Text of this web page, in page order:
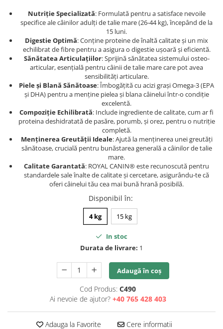
Nutriție Specializată: Formulată pentru a satisface nevoile
specifice ale câinilor adulți de talie mare (26-44 kg), începând de la
15 luni.
Digestie Optimă: Conține proteine de înaltă calitate și un mix
echilibrat de fibre pentru a asigura o digestie ușoară și eficientă.
Sănătatea Articulațiilor: Sprijină sănătatea sistemului osteo-
articular, esențială pentru câinii de talie mare care pot avea
sensibilități articulare.
Piele și Blană Sănătoase: Îmbogățită cu acizi grași Omega-3 (EPA
și DHA) pentru a menține pielea și blana câinelui într-o condiție
excelentă.
Compoziție Echilibrată: Include ingrediente de calitate, cum ar fi
proteina deshidratată de pasăre, porumb, și orez, pentru o nutriție
completă.
Menținerea Greutății Ideale: Ajută la menținerea unei greutăți
sănătoase, crucială pentru bunăstarea generală a câinilor de talie
mare.
Calitate Garantată: ROYAL CANIN® este recunoscută pentru
standardele sale înalte de calitate și cercetare, asigurându-te că
oferi câinelui tău cea mai bună hrană posibilă.
Disponibil în:
4 kg 15 kg
In stoc
Durata de livrare: 1
Adaugă în coș
Cod Produs: C490
Ai nevoie de ajutor? +40 765 428 403
Adauga la Favorite Cere informatii